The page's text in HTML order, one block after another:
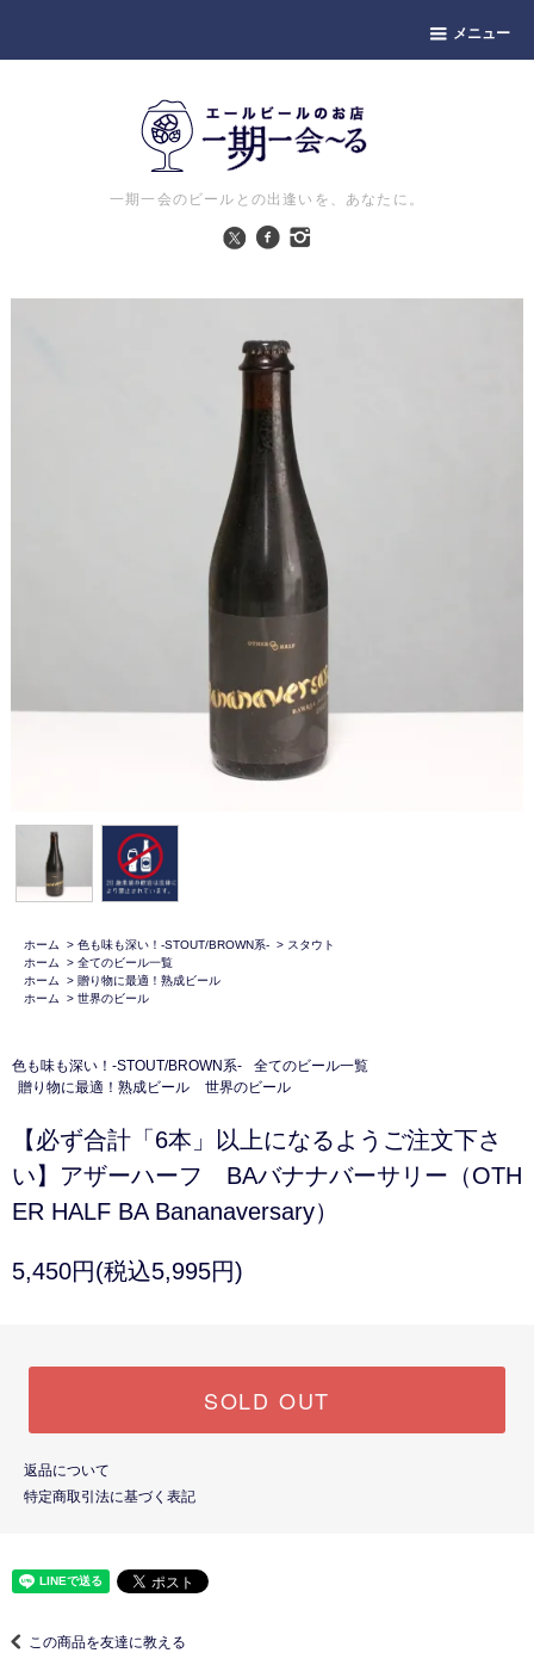
メニュー
一期一会のビールとの出逢いを、あなたに。
ホーム > 色も味も深い！-STOUT/BROWN系- > スタウト
ホーム
> 全てのビール一覧
ホーム
> 贈り物に最適！熟成ビール
ホーム
> 世界のビール
色も味も深い！-STOUT/BROWN系-
全てのビール一覧
贈り物に最適！熟成ビール
世界のビール
【必ず合計「6本」以上になるようご注文下さ
い】アザーハーフ BAバナナバーサリー（OTH
ER HALF BA Bananaversary）
5,450円(税込5,995円)
SOLD OUT
返品について
特定商取引法に基づく表記
この商品を友達に教える